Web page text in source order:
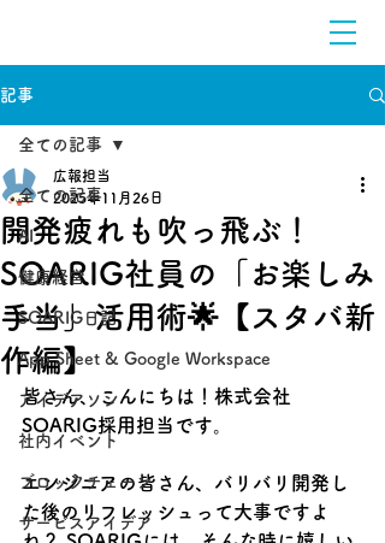
記事
全ての記事
AI
健康経営
SOARIG日記
App Sheet & Google Workspace
アイデアソン
社内イベント
ブロックチェーン
サービスアイデア
全ての記事
開発疲れも吹っ飛ぶ！
SOARIG社員の「お楽しみ
手当」活用術🌟【スタバ新
作編】
広報担当
2025年11月26日
皆さん、こんにちは！株式会社
SOARIG採用担当です。
エンジニアの皆さん、バリバリ開発し
た後のリフレッシュって大事ですよ